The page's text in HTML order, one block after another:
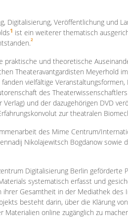
Digitalisierung, Veröffentlichung und
1 ist ein weiterer thematisch
2
und theoretische
Theateravantgardisten Meyerhold
vielfältige
des
Verlag) und der dazugehörigen DVD
zur theatralen
eit des Mime Centrum/
Nikolajewitsch Bogdanow
Digitalisierung Berlin
systematisch erfasst und
Gesamtheit in der Mediathek
besteht darin, über die Klärung
online zugänglich zu